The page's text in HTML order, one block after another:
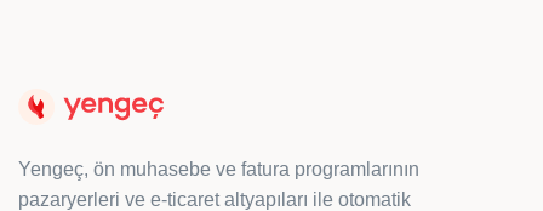
Yengeç, ön muhasebe ve fatura programlarının
pazaryerleri ve e-ticaret altyapıları ile otomatik